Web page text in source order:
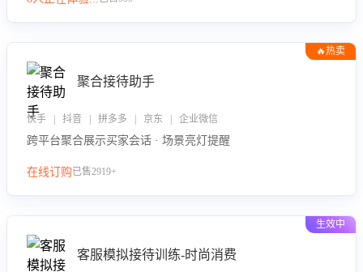
🔥热卖
聚合接待助手
快手 | 抖音 | 拼多多 | 京东 | 企业微信
跨平台聚合展示买家会话 · 场景亮灯提醒
在线订购已售2919+
生效中
客服模拟接待训练-时尚消费